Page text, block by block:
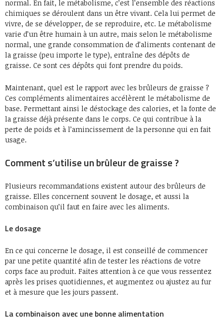
normal. En fait, le métabolisme, c’est l’ensemble des réactions
chimiques se déroulent dans un être vivant. Cela lui permet de
vivre, de se développer, de se reproduire, etc. Le métabolisme
varie d’un être humain à un autre, mais selon le métabolisme
normal, une grande consommation de d’aliments contenant de
la graisse (peu importe le type), entraîne des dépôts de
graisse. Ce sont ces dépôts qui font prendre du poids.
Maintenant, quel est le rapport avec les brûleurs de graisse ?
Ces compléments alimentaires accélèrent le métabolisme de
base. Permettant ainsi le déstockage des calories, et la fonte de
la graisse déjà présente dans le corps. Ce qui contribue à la
perte de poids et à l’amincissement de la personne qui en fait
usage.
Comment s’utilise un brûleur de graisse ?
Plusieurs recommandations existent autour des brûleurs de
graisse. Elles concernent souvent le dosage, et aussi la
combinaison qu’il faut en faire avec les aliments.
Le dosage
En ce qui concerne le dosage, il est conseillé de commencer
par une petite quantité afin de tester les réactions de votre
corps face au produit. Faites attention à ce que vous ressentez
après les prises quotidiennes, et augmentez ou ajustez au fur
et à mesure que les jours passent.
La combinaison avec une bonne alimentation